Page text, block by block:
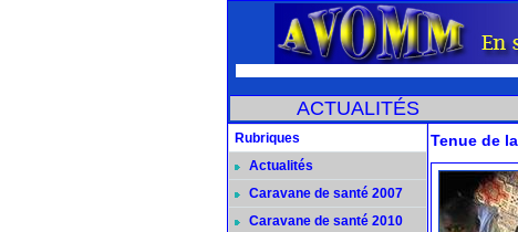
ACTUALITÉS
Rubriques
Actualités
Caravane de santé 2007
Caravane de santé 2010
Tenue de